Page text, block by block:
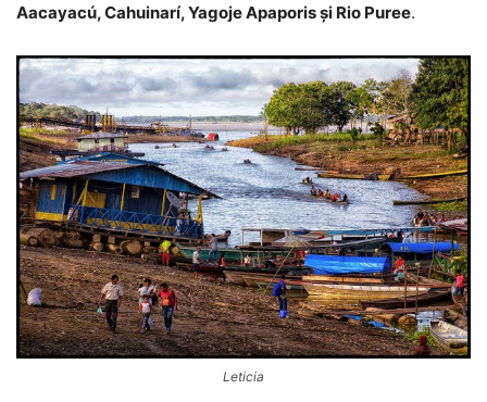
Aacayacú, Cahuinarí, Yagoje Apaporis și Rio Puree.
Leticia